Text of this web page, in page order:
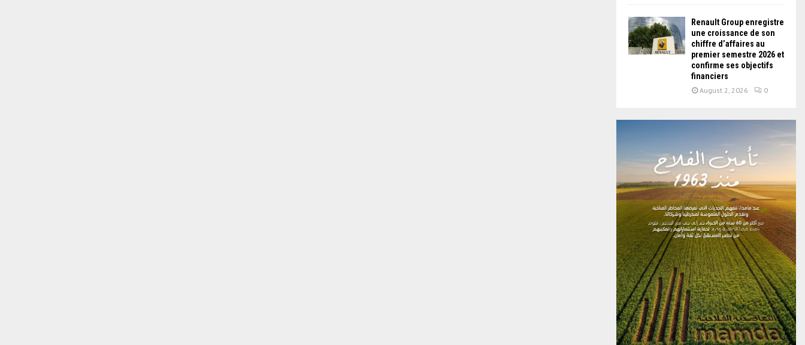
Renault Group enregistre
une croissance de son
chiffre d’affaires au
premier semestre 2026 et
confirme ses objectifs
financiers
August 2, 2026 0